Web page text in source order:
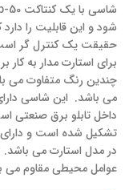
شود و این قابلیت را
حقیقت یک کنترل گر
برای استارت مدار به
چندین رنگ متفاوت می
می باشد. این شاسی
داخل تابلو برق صنعتی
تشکیل شده است و
عوامل محیطی مقاوم می